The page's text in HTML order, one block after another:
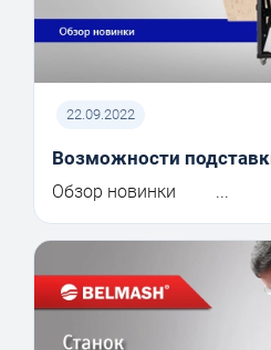
22.09.2022
Возможности
Обзор новинки ...